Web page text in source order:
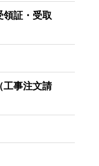
証・受取
事注文請